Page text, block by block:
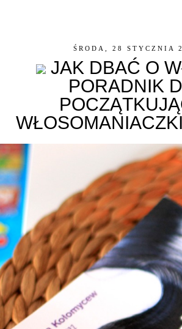
ŚRODA, 28 STYCZNIA
JAK DBAĆ O
PORADNIK